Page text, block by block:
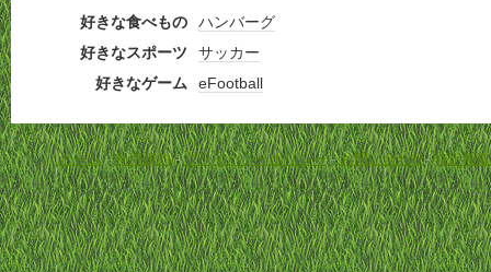
好きな食べもの
ハンバーグ
好きなスポーツ
サッカー
好きなゲーム
eFootball
ホーム-利用規約-プライバシーポリシー-お問い合わせ-特定商